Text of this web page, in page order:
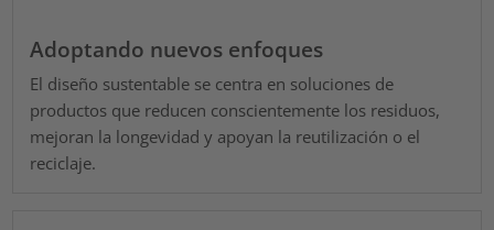
Adoptando nuevos enfoques
El diseño sustentable se centra en soluciones de
productos que reducen conscientemente los residuos,
mejoran la longevidad y apoyan la reutilización o el
reciclaje.